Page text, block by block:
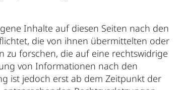
Inhalte auf diesen Seiten nach den
die von ihnen übermittelten oder
forschen, die auf eine rechtswidrige
von Informationen nach den
ist jedoch erst ab dem Zeitpunkt der